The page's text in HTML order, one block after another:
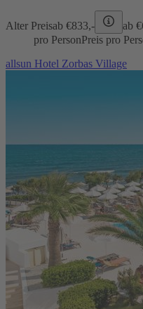
Alter Preisab €833,- ab €
pro PersonPreis pro
allsun Hotel Zorbas Village